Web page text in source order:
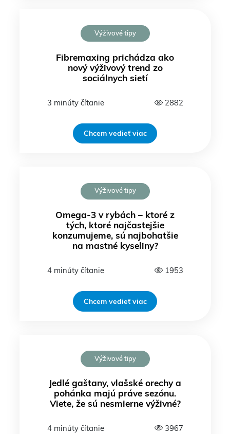
Výživové tipy
Fibremaxing prichádza ako
nový výživový trend zo
sociálnych sietí
3 minúty čítanie 2882
Chcem vedieť viac
Výživové tipy
Omega-3 v rybách – ktoré z
tých, ktoré najčastejšie
konzumujeme, sú najbohatšie
na mastné kyseliny?
4 minúty čítanie 1953
Chcem vedieť viac
Výživové tipy
Jedlé gaštany, vlašské orechy a
pohánka majú práve sezónu.
Viete, že sú nesmierne výživné?
4 minúty čítanie 3967